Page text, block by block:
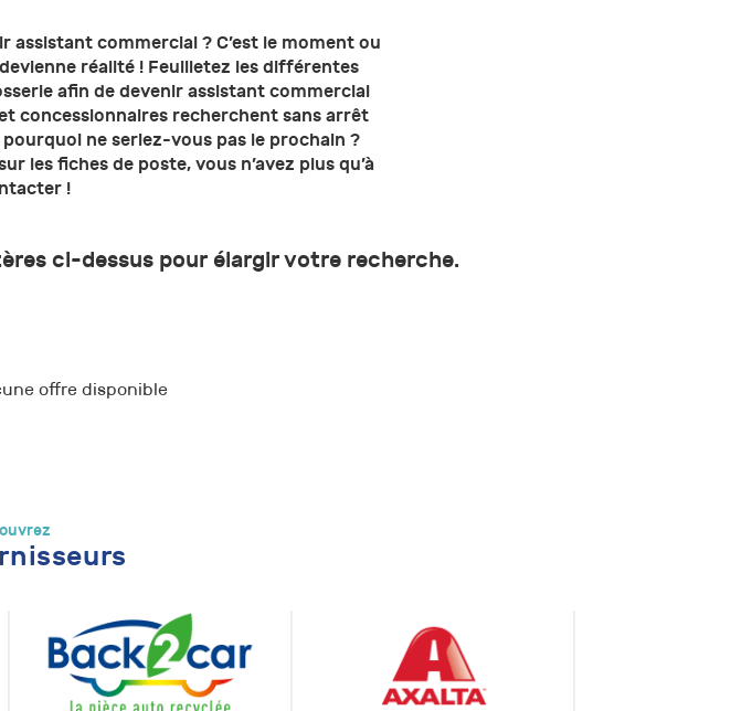
assistant commercial ? C’est le moment ou
réalité ! Feuilletez les différentes
afin de devenir assistant commercial
concessionnaires recherchent sans arrêt
ne seriez-vous pas le prochain ?
les fiches de poste, vous n’avez plus qu’à
!
ci-dessus pour élargir votre recherche.
offre disponible